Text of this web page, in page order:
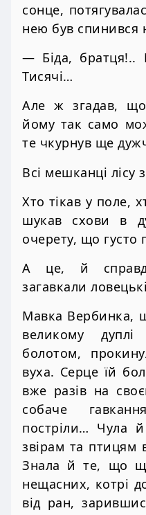
сонце,
нею був спинився
— Біда, братця!..
Тисячі…
Але ж згадав,
йому так само
те чкурнув ще
Всі мешканці
Хто тікав у поле,
шукав схови в
очерету, що густо
А це, й
загавкали
Мавка Вербинка,
великому
болотом,
вуха. Серце їй
вже разів на
собаче
постріли… Чула
звірам та птицям
Знала й те, що
нещасних, котрі
від ран,